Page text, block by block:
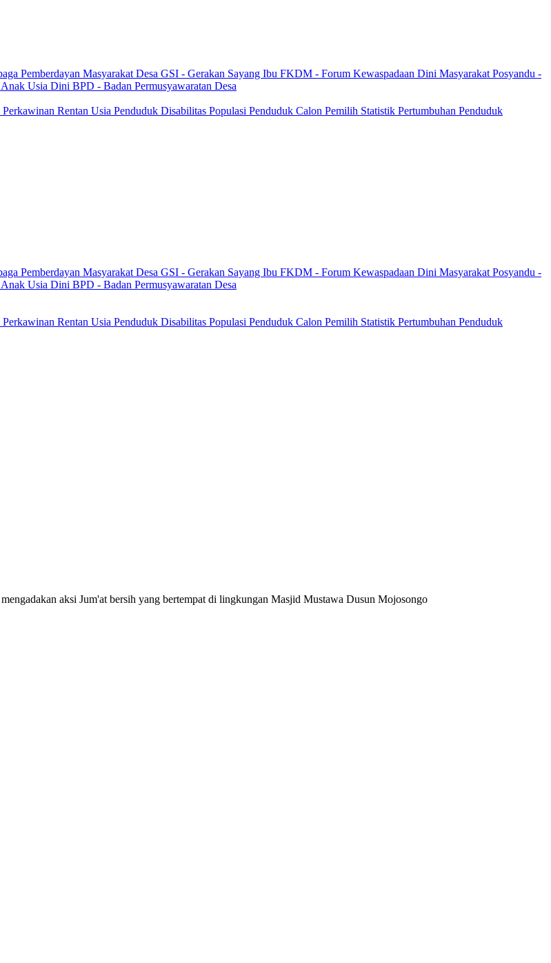
Pemberdayan Masyarakat Desa GSI - Gerakan Sayang Ibu FKDM - Forum Kewaspadaan Dini Masyarakat Posyandu -
Usia Dini BPD - Badan Permusyawaratan Desa
Perkawinan Rentan Usia Penduduk Disabilitas Populasi Penduduk Calon Pemilih Statistik Pertumbuhan Penduduk
Pemberdayan Masyarakat Desa GSI - Gerakan Sayang Ibu FKDM - Forum Kewaspadaan Dini Masyarakat Posyandu -
Usia Dini BPD - Badan Permusyawaratan Desa
Perkawinan Rentan Usia Penduduk Disabilitas Populasi Penduduk Calon Pemilih Statistik Pertumbuhan Penduduk
aksi Jum'at bersih yang bertempat di lingkungan Masjid Mustawa Dusun Mojosongo